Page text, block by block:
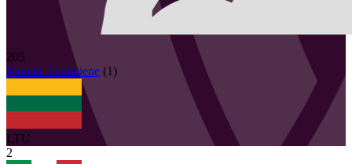
205
Monika Paulikiene (1)
LTU
2